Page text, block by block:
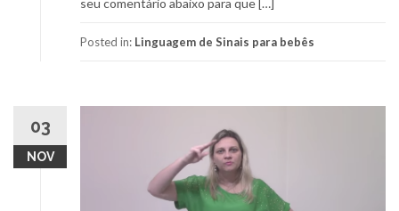
Posted in: Linguagem de Sinais para bebês
03
NOV